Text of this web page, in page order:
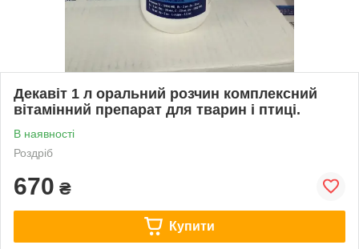
Декавіт 1 л оральний розчин комплексний
вітамінний препарат для тварин і птиці.
В наявності
Роздріб
670 ₴
Купити